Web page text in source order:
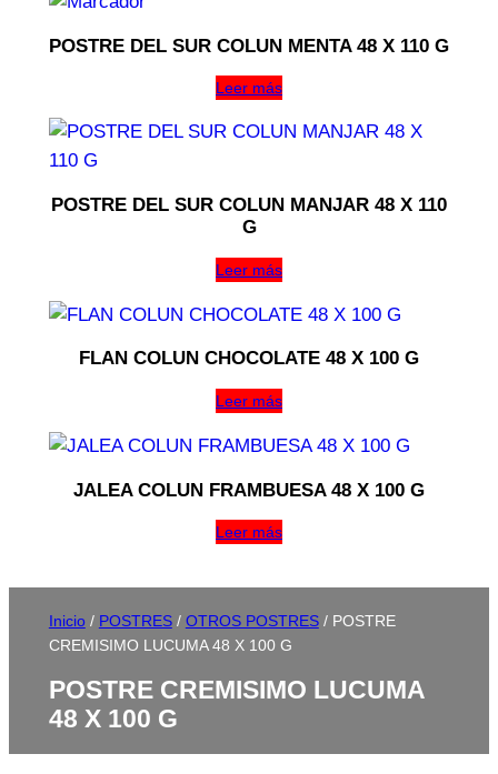
POSTRE DEL SUR COLUN MENTA 48 X 110 G
Leer más
POSTRE DEL SUR COLUN MANJAR 48 X 110
G
Leer más
FLAN COLUN CHOCOLATE 48 X 100 G
Leer más
JALEA COLUN FRAMBUESA 48 X 100 G
Leer más
Inicio / POSTRES/ OTROS POSTRES/ POSTRE
CREMISIMO LUCUMA 48 X 100 G
POSTRE CREMISIMO LUCUMA
48 X 100 G